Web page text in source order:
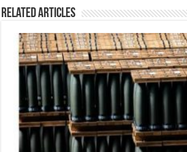
Related Articles